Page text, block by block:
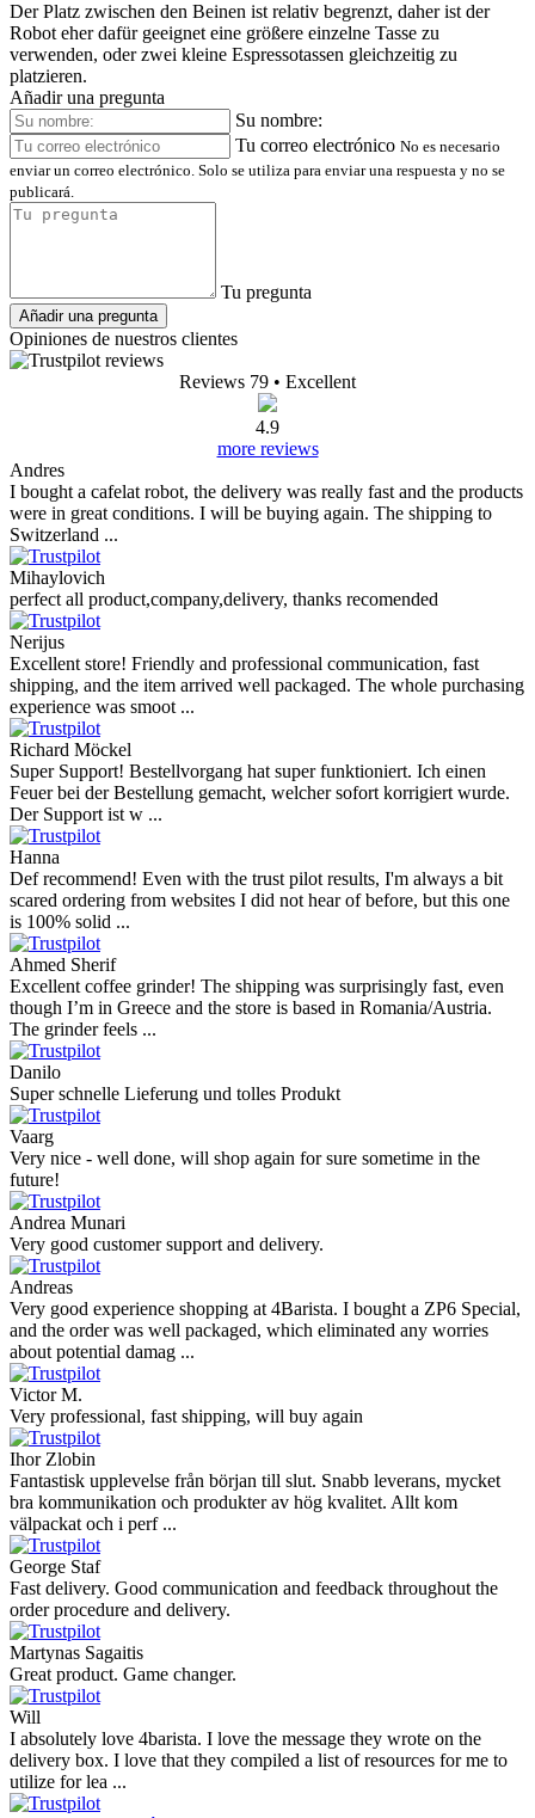
Der Platz zwischen den Beinen ist relativ begrenzt, daher ist der
Robot eher dafür geeignet eine größere einzelne Tasse zu
verwenden, oder zwei kleine Espressotassen gleichzeitig zu
platzieren.
Añadir una pregunta
Su nombre:
Tu correo electrónico No es necesario
enviar un correo electrónico. Solo se utiliza para enviar una respuesta y no se
publicará.
Tu pregunta
Añadir una pregunta
Opiniones de nuestros clientes
Reviews 79 • Excellent
4.9
more reviews
Andres
I bought a cafelat robot, the delivery was really fast and the products
were in great conditions. I will be buying again. The shipping to
Switzerland ...
Mihaylovich
perfect all product,company,delivery, thanks recomended
Nerijus
Excellent store! Friendly and professional communication, fast
shipping, and the item arrived well packaged. The whole purchasing
experience was smoot ...
Richard Möckel
Super Support! Bestellvorgang hat super funktioniert. Ich einen
Feuer bei der Bestellung gemacht, welcher sofort korrigiert wurde.
Der Support ist w ...
Hanna
Def recommend! Even with the trust pilot results, I'm always a bit
scared ordering from websites I did not hear of before, but this one
is 100% solid ...
Ahmed Sherif
Excellent coffee grinder! The shipping was surprisingly fast, even
though I’m in Greece and the store is based in Romania/Austria.
The grinder feels ...
Danilo
Super schnelle Lieferung und tolles Produkt
Vaarg
Very nice - well done, will shop again for sure sometime in the
future!
Andrea Munari
Very good customer support and delivery.
Andreas
Very good experience shopping at 4Barista. I bought a ZP6 Special,
and the order was well packaged, which eliminated any worries
about potential damag ...
Victor M.
Very professional, fast shipping, will buy again
Ihor Zlobin
Fantastisk upplevelse från början till slut. Snabb leverans, mycket
bra kommunikation och produkter av hög kvalitet. Allt kom
välpackat och i perf ...
George Staf
Fast delivery. Good communication and feedback throughout the
order procedure and delivery.
Martynas Sagaitis
Great product. Game changer.
Will
I absolutely love 4barista. I love the message they wrote on the
delivery box. I love that they compiled a list of resources for me to
utilize for lea ...